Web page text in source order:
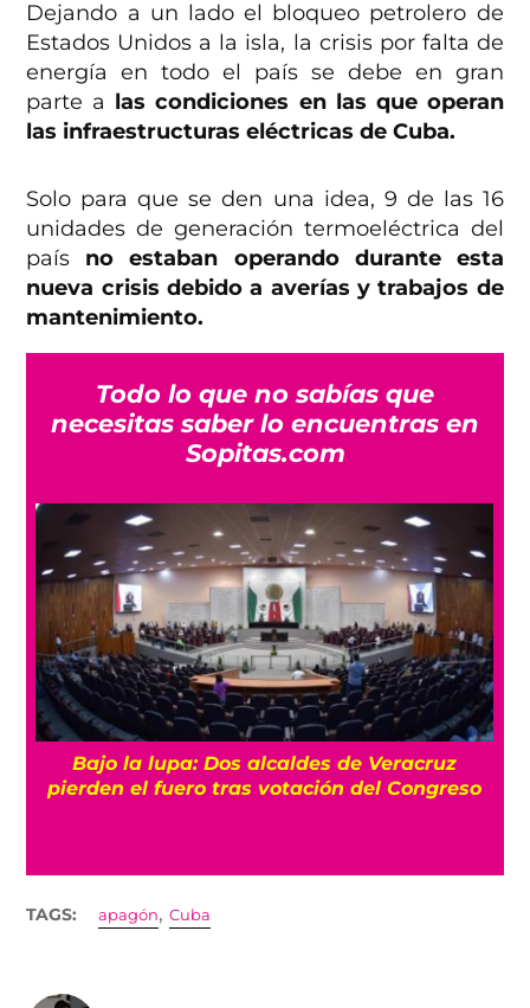
Dejando a un lado el bloqueo petrolero de
Estados Unidos a la isla, la crisis por falta de
energía en todo el país se debe en gran
parte a las condiciones en las que operan
las infraestructuras eléctricas de Cuba.
Solo para que se den una idea, 9 de las 16
unidades de generación termoeléctrica del
país no estaban operando durante esta
nueva crisis debido a averías y trabajos de
mantenimiento.
Todo lo que no sabías que
necesitas saber lo encuentras en
Sopitas.com
Bajo la lupa: Dos alcaldes de Veracruz
pierden el fuero tras votación del Congreso
TAGS: apagón,Cuba